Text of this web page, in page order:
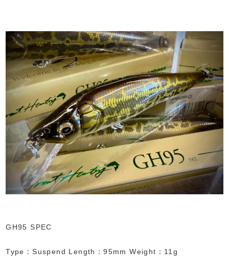
GH95 SPEC
Type：Suspend Length：95mm Weight：11g